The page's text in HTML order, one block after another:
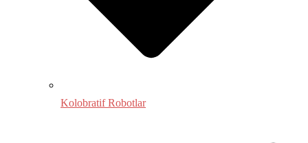
Kolobratif Robotlar